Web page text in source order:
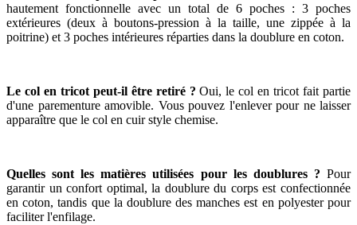
hautement fonctionnelle avec un total de 6 poches : 3 poches
extérieures (deux à boutons-pression à la taille, une zippée à la
poitrine) et 3 poches intérieures réparties dans la doublure en coton.
Le col en tricot peut-il être retiré ? Oui, le col en tricot fait partie
d'une parementure amovible. Vous pouvez l'enlever pour ne laisser
apparaître que le col en cuir style chemise.
Quelles sont les matières utilisées pour les doublures ? Pour
garantir un confort optimal, la doublure du corps est confectionnée
en coton, tandis que la doublure des manches est en polyester pour
faciliter l'enfilage.